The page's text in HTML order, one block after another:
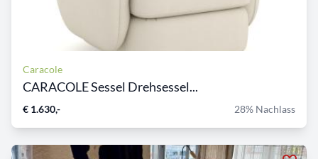
Caracole
CARACOLE Sessel Drehsessel...
€ 1.630,- 28% Nachlass